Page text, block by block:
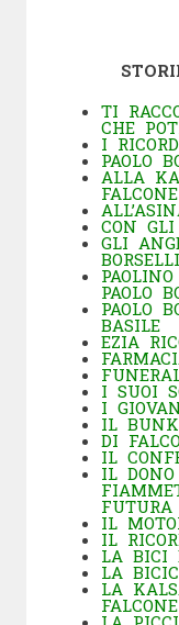
TI
CHE
I
PAOLO
ALLA
CON
GLI
PAOLO
PAOLO
BASILE
EZIA
I SUOI
I
IL
DI
IL
IL
FUTURA
IL
IL
LA BICI
LA
LA